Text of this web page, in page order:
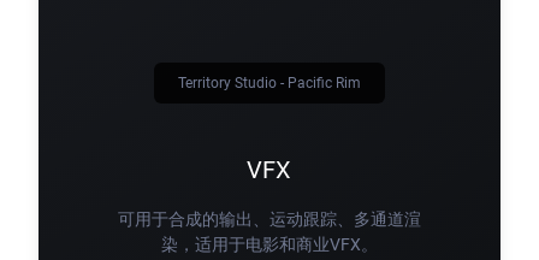
VFX
可用于合成的输出、运动跟踪、多通道渲
染，适用于电影和商业VFX。
Territory Studio - Pacific Rim